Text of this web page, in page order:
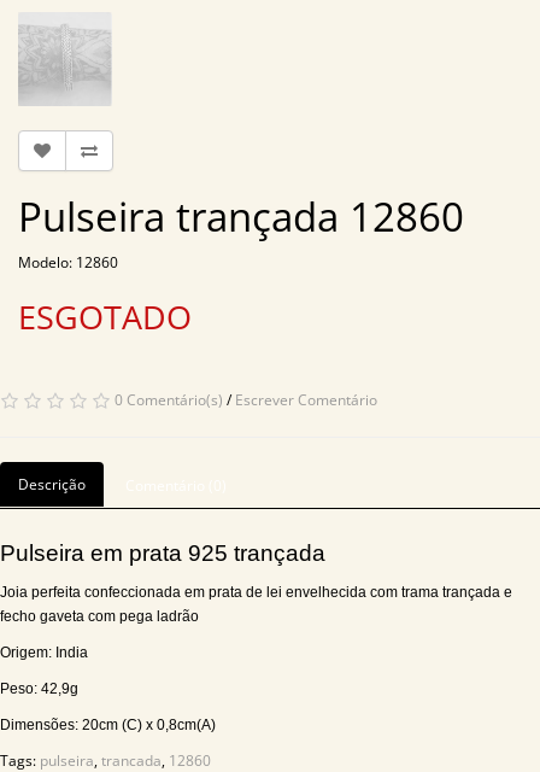
Pulseira trançada 12860
Modelo: 12860
ESGOTADO
0 Comentário(s) /Escrever Comentário
Descrição
Pulseira em prata 925 trançada
Joia perfeita confeccionada em prata de lei envelhecida com trama trançada e
fecho gaveta com pega ladrão
Origem: India
Peso: 42,9g
Dimensões: 20cm (C) x 0,8cm(A)
Tags: pulseira,trancada, 12860